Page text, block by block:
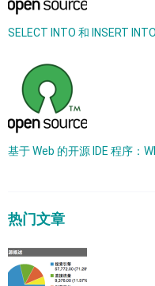
SELECT INTO 和 INSERT
基于 Web 的开源 IDE 程序：
热门文章